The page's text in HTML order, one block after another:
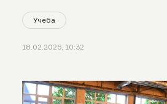
Учеба
18.02.2026, 10:32